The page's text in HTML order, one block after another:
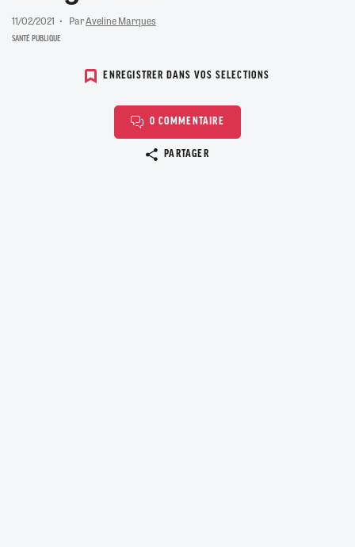
11/02/2021 ParAveline Marques
SANTÉ PUBLIQUE
ENREGISTRER DANS VOS SELECTIONS
0 COMMENTAIRE
PARTAGER